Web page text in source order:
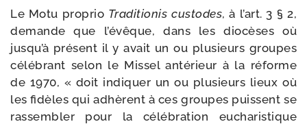
Le Motu pro­prio Traditionis cus­todes, à l’art. 3 § 2,
demande que l’évêque, dans les dio­cèses où
jusqu’à pré­sent il y avait un ou plu­sieurs groupes
célé­brant selon le Missel anté­rieur à la réforme
de 1970, « doit indi­quer un ou plu­sieurs lieux où
les fidèles qui adhèrent à ces groupes puissent se
ras­sem­bler pour la célé­bra­tion eucha­ris­tique